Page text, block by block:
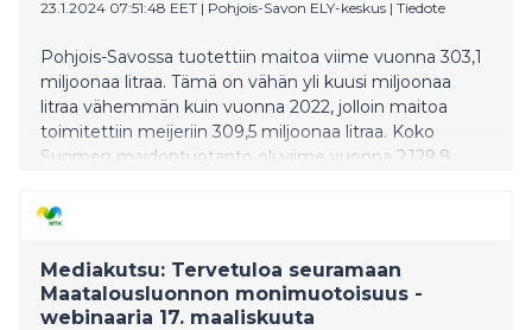
23.1.2024 07:51:48 EET | Pohjois-Savon ELY-keskus | Tiedote
Pohjois-Savossa tuotettiin maitoa viime vuonna 303,1
miljoonaa litraa. Tämä on vähän yli kuusi miljoonaa
litraa vähemmän kuin vuonna 2022, jolloin maitoa
toimitettiin meijeriin 309,5 miljoonaa litraa. Koko
Suomen maidontuotanto oli viime vuonna 2 129,8
vuoteen verrattuna. Pohjois-Savon osuus koko
Suomen maidontuotannosta oli viime vuonna 14 %.
Mediakutsu: Tervetuloa seuramaan
Maatalousluonnon monimuotoisuus -
webinaaria 17. maaliskuuta